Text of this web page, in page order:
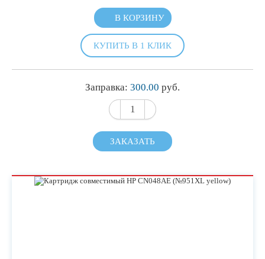
В КОРЗИНУ
КУПИТЬ В 1 КЛИК
Заправка: 300.00 руб.
ЗАКАЗАТЬ